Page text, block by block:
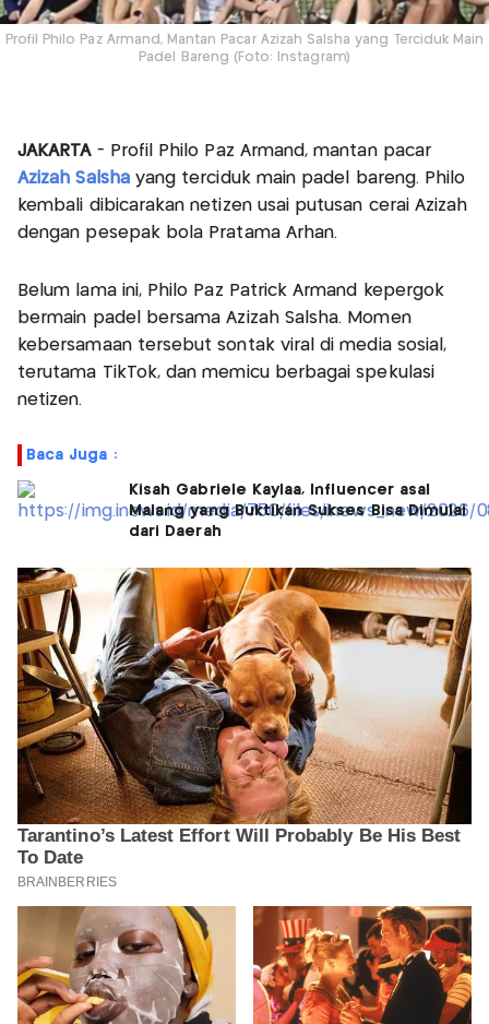
Profil Philo Paz Armand, Mantan Pacar Azizah Salsha yang Terciduk Main
Padel Bareng (Foto: Instagram)
JAKARTA - Profil Philo Paz Armand, mantan pacar
Azizah Salshayang terciduk main padel bareng. Philo
kembali dibicarakan netizen usai putusan cerai Azizah
dengan pesepak bola Pratama Arhan.
Belum lama ini, Philo Paz Patrick Armand kepergok
bermain padel bersama Azizah Salsha. Momen
kebersamaan tersebut sontak viral di media sosial,
terutama TikTok, dan memicu berbagai spekulasi
netizen.
Baca Juga :
Kisah Gabriele Kaylaa, Influencer asal
Malang yang Buktikan Sukses Bisa Dimulai
dari Daerah